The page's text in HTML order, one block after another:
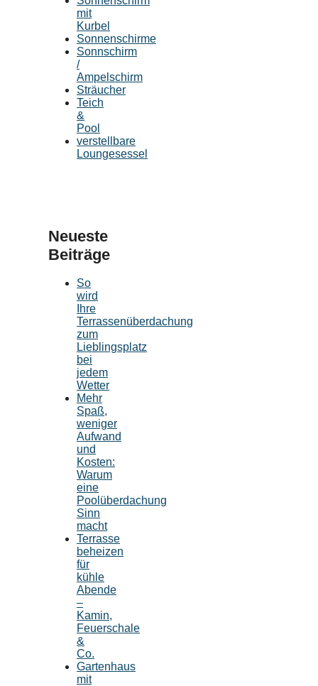
mit
Kurbel
Sonnenschirme
Sonnschirm
/
Ampelschirm
Sträucher
Teich
&
Pool
verstellbare
Loungesessel
Neueste
Beiträge
So
wird
Ihre
Terrassenüberdachung
zum
Lieblingsplatz
bei
jedem
Wetter
Mehr
Spaß,
weniger
Aufwand
und
Kosten:
Warum
eine
Poolüberdachung
Sinn
macht
Terrasse
beheizen
für
kühle
Abende
–
Kamin,
Feuerschale
&
Co.
Gartenhaus
mit